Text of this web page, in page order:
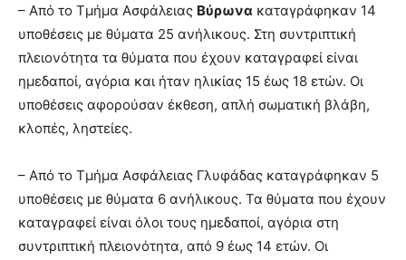
– Από το Τμήμα Ασφάλειας Βύρωνα καταγράφηκαν 14
υποθέσεις με θύματα 25 ανήλικους. Στη συντριπτική
πλειονότητα τα θύματα που έχουν καταγραφεί είναι
ημεδαποί, αγόρια και ήταν ηλικίας 15 έως 18 ετών. Οι
υποθέσεις αφορούσαν έκθεση, απλή σωματική βλάβη,
κλοπές, ληστείες.
– Από το Τμήμα Ασφάλειας Γλυφάδας καταγράφηκαν 5
υποθέσεις με θύματα 6 ανήλικους. Τα θύματα που έχουν
καταγραφεί είναι όλοι τους ημεδαποί, αγόρια στη
συντριπτική πλειονότητα, από 9 έως 14 ετών. Οι